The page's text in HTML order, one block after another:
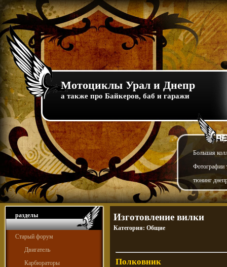
Мотоциклы Урал и Днепр
а также про Байкеров, баб и гаражи
Большая
Фотографии
тюнинг
разделы
Старый форум
Двигатель
Карбюраторы
Изготовление вилки
Категория: Общие
Полковник